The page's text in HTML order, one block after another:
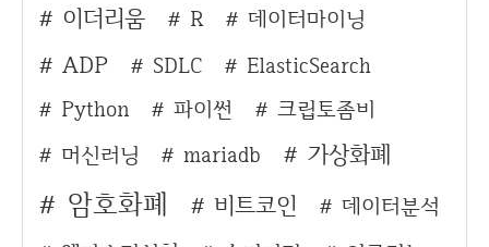
이더리움
R 데이터마이닝
ADP SDLC
ElasticSearch
Python
파이썬
크립토좀비
머신러닝
mariadb 가상화폐
암호화폐 비트코인
데이터분석